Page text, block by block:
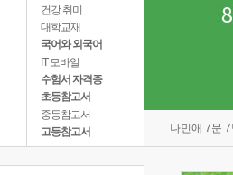
건강 취미
대학교재
국어와 외국어
IT 모바일
수험서 자격증
초등참고서
중등참고서
고등참고서
나민애 7문